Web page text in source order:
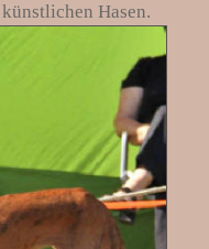
Hasen.